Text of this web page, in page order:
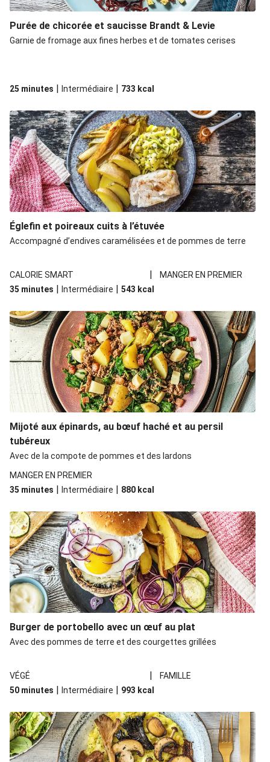
Purée de chicorée et saucisse Brandt & Levie
Garnie de fromage aux fines herbes et de tomates cerises
25 minutes | Intermédiaire | 733 kcal
Églefin et poireaux cuits à l’étuvée
Accompagné d’endives caramélisées et de pommes de terre
CALORIE SMART |
MANGER EN PREMIER
35 minutes | Intermédiaire | 543 kcal
Mijoté aux épinards, au bœuf haché et au persil
tubéreux
Avec de la compote de pommes et des lardons
MANGER EN PREMIER
35 minutes | Intermédiaire | 880 kcal
Burger de portobello avec un œuf au plat
Avec des pommes de terre et des courgettes grillées
VÉGÉ |
FAMILLE
50 minutes | Intermédiaire | 993 kcal